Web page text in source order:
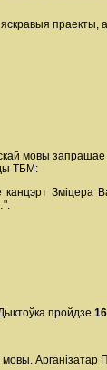
яскравыя
мовы
ТБМ:
Зміцера
пройдзе
Арганізатар